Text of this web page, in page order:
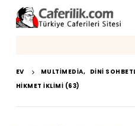
EV MULTIMEDIA, DINI
HIKMET İKLIMI (63)